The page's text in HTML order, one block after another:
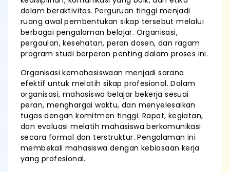
dalam beraktivitas. Perguruan tinggi menjadi
ruang awal pembentukan sikap tersebut melalui
berbagai pengalaman belajar. Organisasi,
pergaulan, kesehatan, peran dosen, dan ragam
program studi berperan penting dalam proses ini.
Organisasi kemahasiswaan menjadi sarana
efektif untuk melatih sikap profesional. Dalam
organisasi, mahasiswa belajar bekerja sesuai
peran, menghargai waktu, dan menyelesaikan
tugas dengan komitmen tinggi. Rapat, kegiatan,
dan evaluasi melatih mahasiswa berkomunikasi
secara formal dan terstruktur. Pengalaman ini
membekali mahasiswa dengan kebiasaan kerja
yang profesional.